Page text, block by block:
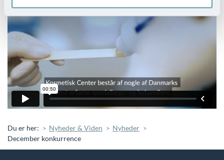
Du er her: Nyheder & Viden
Nyheder
December konkurrence